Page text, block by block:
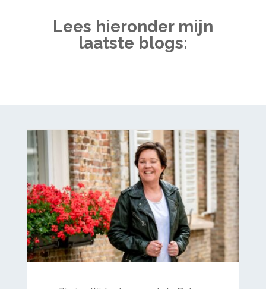
Lees hieronder mijn
laatste blogs: